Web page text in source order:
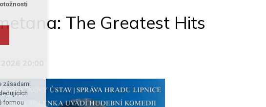
The Greatest Hits
zásadami
formou